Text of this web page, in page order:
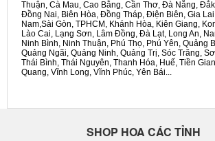
Thuận, Cà Mau, Cao Bằng, Cần Thơ, Đà Nẵng,
Đồng Nai, Biên Hòa, Đồng Tháp, Điện Biên, Gia
Nam,Sài Gòn, TPHCM, Khánh Hòa, Kiên Giang,
Lào Cai, Lạng Sơn, Lâm Đồng, Đà Lạt, Long An,
Ninh Bình, Ninh Thuận, Phú Thọ, Phú Yên, Quảng
Quảng Ngãi, Quảng Ninh, Quảng Trị, Sóc Trăng,
Thái Bình, Thái Nguyên, Thanh Hóa, Huế, Tiền
Quang, Vĩnh Long, Vĩnh Phúc, Yên Bái...
SHOP HOA CÁC TỈNH